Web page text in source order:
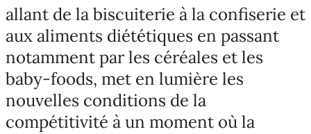
allant de la biscuiterie à la confiserie et
aux aliments diététiques en passant
notamment par les céréales et les
baby-foods, met en lumière les
nouvelles conditions de la
compétitivité à un moment où la